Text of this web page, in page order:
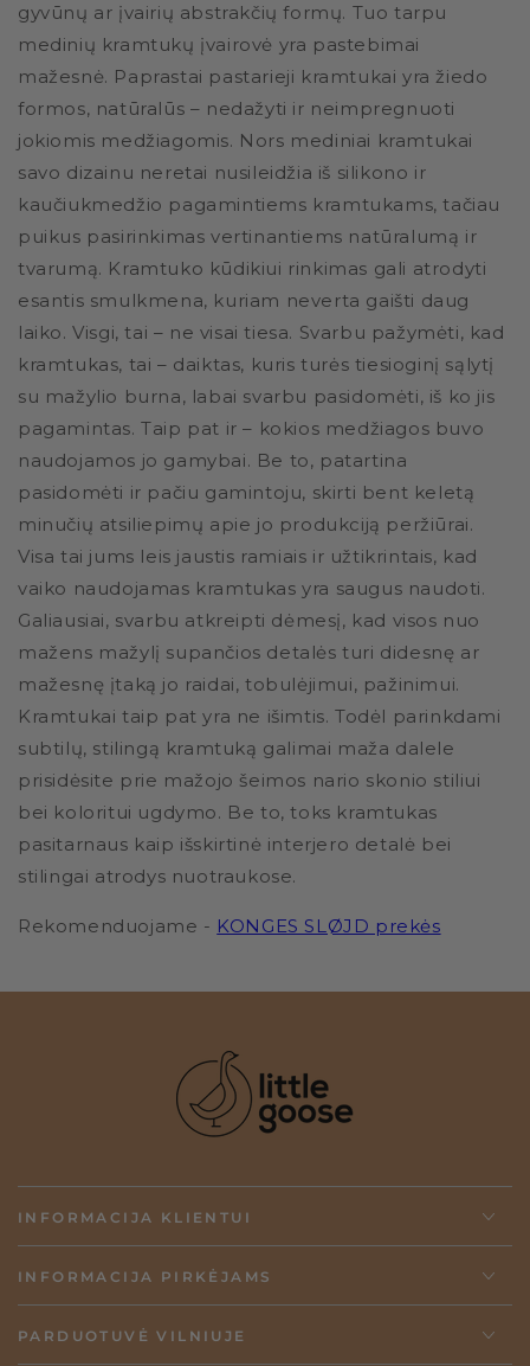
gyvūnų ar įvairių abstrakčių formų. Tuo tarpu
medinių kramtukų įvairovė yra pastebimai
mažesnė. Paprastai pastarieji kramtukai yra žiedo
formos, natūralūs – nedažyti ir neimpregnuoti
jokiomis medžiagomis. Nors mediniai kramtukai
savo dizainu neretai nusileidžia iš silikono ir
kaučiukmedžio pagamintiems kramtukams, tačiau
puikus pasirinkimas vertinantiems natūralumą ir
tvarumą. Kramtuko kūdikiui rinkimas gali atrodyti
esantis smulkmena, kuriam neverta gaišti daug
laiko. Visgi, tai – ne visai tiesa. Svarbu pažymėti, kad
kramtukas, tai – daiktas, kuris turės tiesioginį sąlytį
su mažylio burna, labai svarbu pasidomėti, iš ko jis
pagamintas. Taip pat ir – kokios medžiagos buvo
naudojamos jo gamybai. Be to, patartina
pasidomėti ir pačiu gamintoju, skirti bent keletą
minučių atsiliepimų apie jo produkciją peržiūrai.
Visa tai jums leis jaustis ramiais ir užtikrintais, kad
vaiko naudojamas kramtukas yra saugus naudoti.
Galiausiai, svarbu atkreipti dėmesį, kad visos nuo
mažens mažylį supančios detalės turi didesnę ar
mažesnę įtaką jo raidai, tobulėjimui, pažinimui.
Kramtukai taip pat yra ne išimtis. Todėl parinkdami
subtilų, stilingą kramtuką galimai maža dalele
prisidėsite prie mažojo šeimos nario skonio stiliui
bei koloritui ugdymo. Be to, toks kramtukas
pasitarnaus kaip išskirtinė interjero detalė bei
stilingai atrodys nuotraukose.
Rekomenduojame - KONGES SLØJD prekės
INFORMACIJA KLIENTUI
INFORMACIJA PIRKĖJAMS
PARDUOTUVĖ VILNIUJE